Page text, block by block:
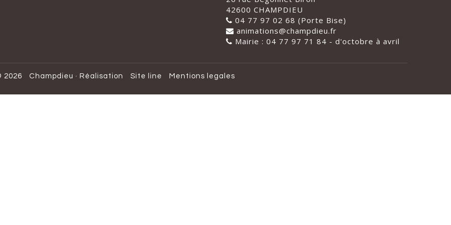
42600 CHAMPDIEU
04 77 97 02 68 (Porte Bise)
animations@champdieu.fr
Mairie : 04 77 97 71 84 - d'octobre à avril
2026 Champdieu · Réalisation Site line Mentions legales